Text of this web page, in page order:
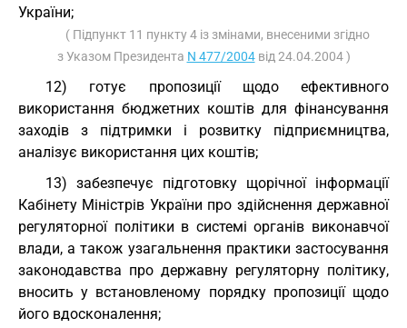
України;
( Підпункт 11 пункту 4 із змінами, внесеними згідно
з Указом Президента N 477/2004від 24.04.2004 )
12) готує пропозиції щодо ефективного
використання бюджетних коштів для фінансування
заходів з підтримки і розвитку підприємництва,
аналізує використання цих коштів;
13) забезпечує підготовку щорічної інформації
Кабінету Міністрів України про здійснення державної
регуляторної політики в системі органів виконавчої
влади, а також узагальнення практики застосування
законодавства про державну регуляторну політику,
вносить у встановленому порядку пропозиції щодо
його вдосконалення;